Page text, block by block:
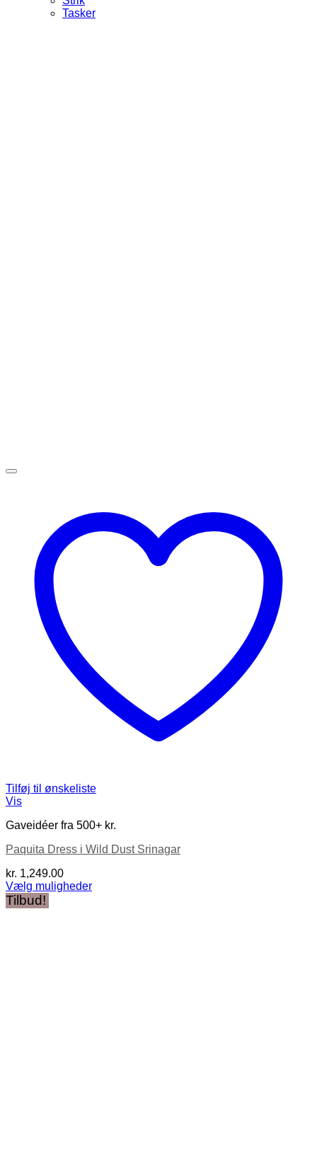
Tasker
Tilføj til ønskeliste
Vis
Gaveidéer fra 500+ kr.
Paquita Dress i Wild Dust Srinagar
kr. 1,249.00
Vælg muligheder
Dette
vare
Tilbud!